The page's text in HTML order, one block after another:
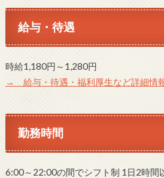
給与・待遇
時給1,180円～1,280円
→ 給与・待遇・福利厚生など詳細情
勤務時間
6:00～22:00の間でシフト制 1日2時間